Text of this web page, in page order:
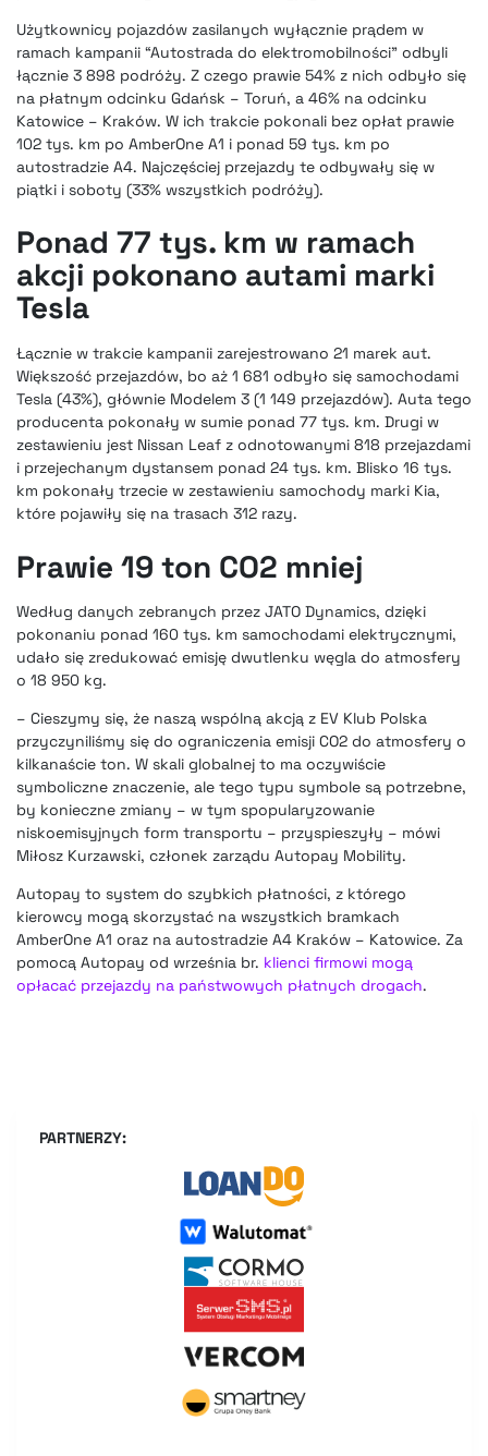
Użytkownicy pojazdów zasilanych wyłącznie prądem w
ramach kampanii “Autostrada do elektromobilności” odbyli
łącznie 3 898 podróży. Z czego prawie 54% z nich odbyło się
na płatnym odcinku Gdańsk – Toruń, a 46% na odcinku
Katowice – Kraków. W ich trakcie pokonali bez opłat prawie
102 tys. km po AmberOne A1 i ponad 59 tys. km po
autostradzie A4. Najczęściej przejazdy te odbywały się w
piątki i soboty (33% wszystkich podróży).
Ponad 77 tys. km w ramach
akcji pokonano autami marki
Tesla
Łącznie w trakcie kampanii zarejestrowano 21 marek aut.
Większość przejazdów, bo aż 1 681 odbyło się samochodami
Tesla (43%), głównie Modelem 3 (1 149 przejazdów). Auta tego
producenta pokonały w sumie ponad 77 tys. km. Drugi w
zestawieniu jest Nissan Leaf z odnotowanymi 818 przejazdami
i przejechanym dystansem ponad 24 tys. km. Blisko 16 tys.
km pokonały trzecie w zestawieniu samochody marki Kia,
które pojawiły się na trasach 312 razy.
Prawie 19 ton CO2 mniej
Według danych zebranych przez JATO Dynamics, dzięki
pokonaniu ponad 160 tys. km samochodami elektrycznymi,
udało się zredukować emisję dwutlenku węgla do atmosfery
o 18 950 kg.
– Cieszymy się, że naszą wspólną akcją z EV Klub Polska
przyczyniliśmy się do ograniczenia emisji CO2 do atmosfery o
kilkanaście ton. W skali globalnej to ma oczywiście
symboliczne znaczenie, ale tego typu symbole są potrzebne,
by konieczne zmiany – w tym spopularyzowanie
niskoemisyjnych form transportu – przyspieszyły – mówi
Miłosz Kurzawski, członek zarządu Autopay Mobility.
Autopay to system do szybkich płatności, z którego
kierowcy mogą skorzystać na wszystkich bramkach
AmberOne A1 oraz na autostradzie A4 Kraków – Katowice. Za
pomocą Autopay od września br. klienci firmowi mogą
opłacać przejazdy na państwowych płatnych drogach.
PARTNERZY: